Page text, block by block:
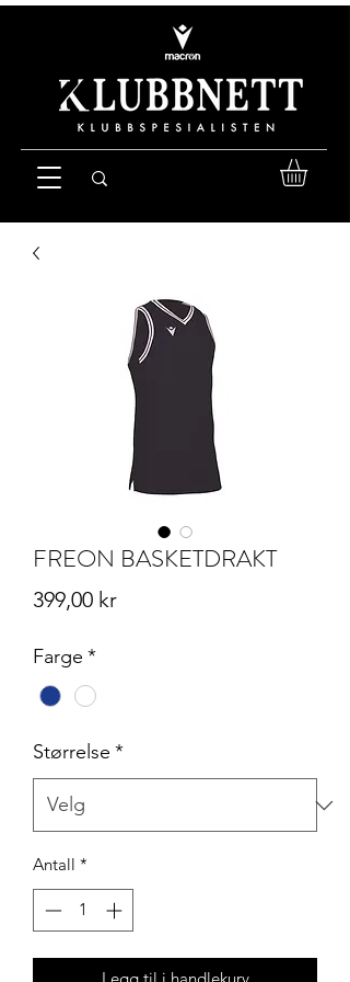
FREON BASKETDRAKT
399,00 krPris
Farge *
Størrelse *
Antall *
Legg til i handlekurv